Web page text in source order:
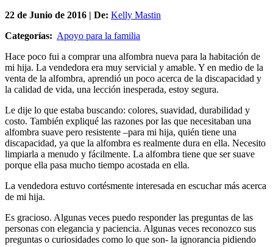
22 de Junio de 2016 | De: Kelly Mastin
Categorías: Apoyo para la familia
Hace poco fui a comprar una alfombra nueva para la habitación de
mi hija. La vendedora era muy servicial y amable. Y en medio de la
venta de la alfombra, aprendió un poco acerca de la discapacidad y
la calidad de vida, una lección inesperada, estoy segura.
Le dije lo que estaba buscando: colores, suavidad, durabilidad y
costo. También expliqué las razones por las que necesitaban una
alfombra suave pero resistente –para mi hija, quién tiene una
discapacidad, ya que la alfombra es realmente dura en ella. Necesito
limpiarla a menudo y fácilmente. La alfombra tiene que ser suave
porque ella pasa mucho tiempo acostada en ella.
La vendedora estuvo cortésmente interesada en escuchar más acerca
de mi hija.
Es gracioso. Algunas veces puedo responder las preguntas de las
personas con elegancia y paciencia. Algunas veces reconozco sus
preguntas o curiosidades como lo que son- la ignorancia pidiendo